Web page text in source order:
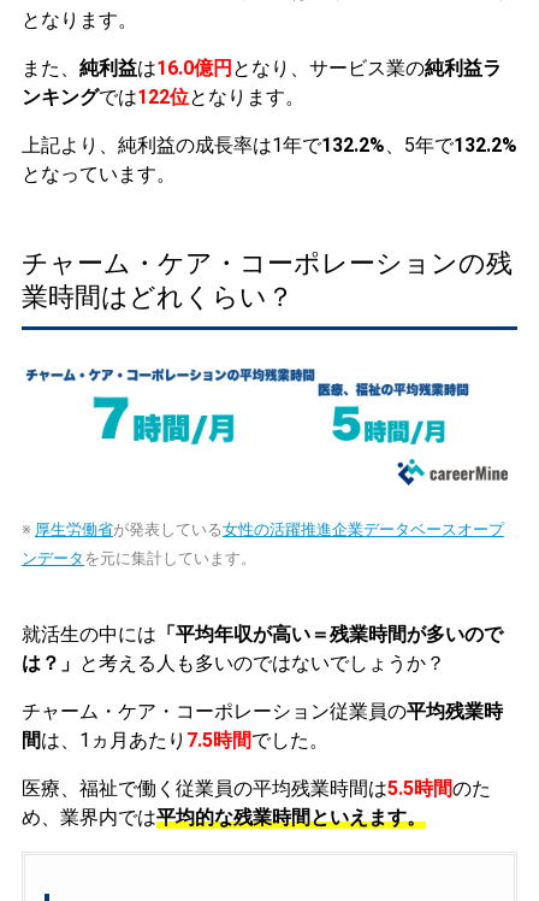
となります。
また、 純利益は16.0億円 となり、サービス業の純利益ラ
ンキングでは122位となります。
上記より、純利益の成長率は1年で132.2%、5年で132.2%
となっています。
チャーム・ケア・コーポレーションの残
業時間はどれくらい？
※ 厚生労働省が発表している女性の活躍推進企業データベースオープ
ンデータ を元に集計しています。
就活生の中には 「平均年収が高い＝残業時間が多いので
は？」 と考える人も多いのではないでしょうか？
チャーム・ケア・コーポレーション従業員の平均残業時
間は、1ヵ月あたり 7.5時間でした。
医療、福祉で働く従業員の平均残業時間は5.5時間のた
め、業界内では平均的な残業時間といえます。